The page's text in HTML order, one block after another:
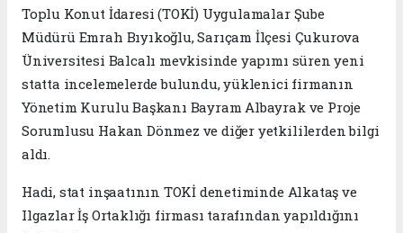
Toplu Konut İdaresi (TOKİ) Uygulamalar Şube
Müdürü Emrah Bıyıkoğlu, Sarıçam İlçesi Çukurova
Üniversitesi Balcalı mevkisinde yapımı süren yeni
statta incelemelerde bulundu, yüklenici firmanın
Yönetim Kurulu Başkanı Bayram Albayrak ve Proje
Sorumlusu Hakan Dönmez ve diğer yetkililerden bilgi
aldı.
Hadi, stat inşaatının TOKİ denetiminde Alkataş ve
Ilgazlar İş Ortaklığı firması tarafından yapıldığını